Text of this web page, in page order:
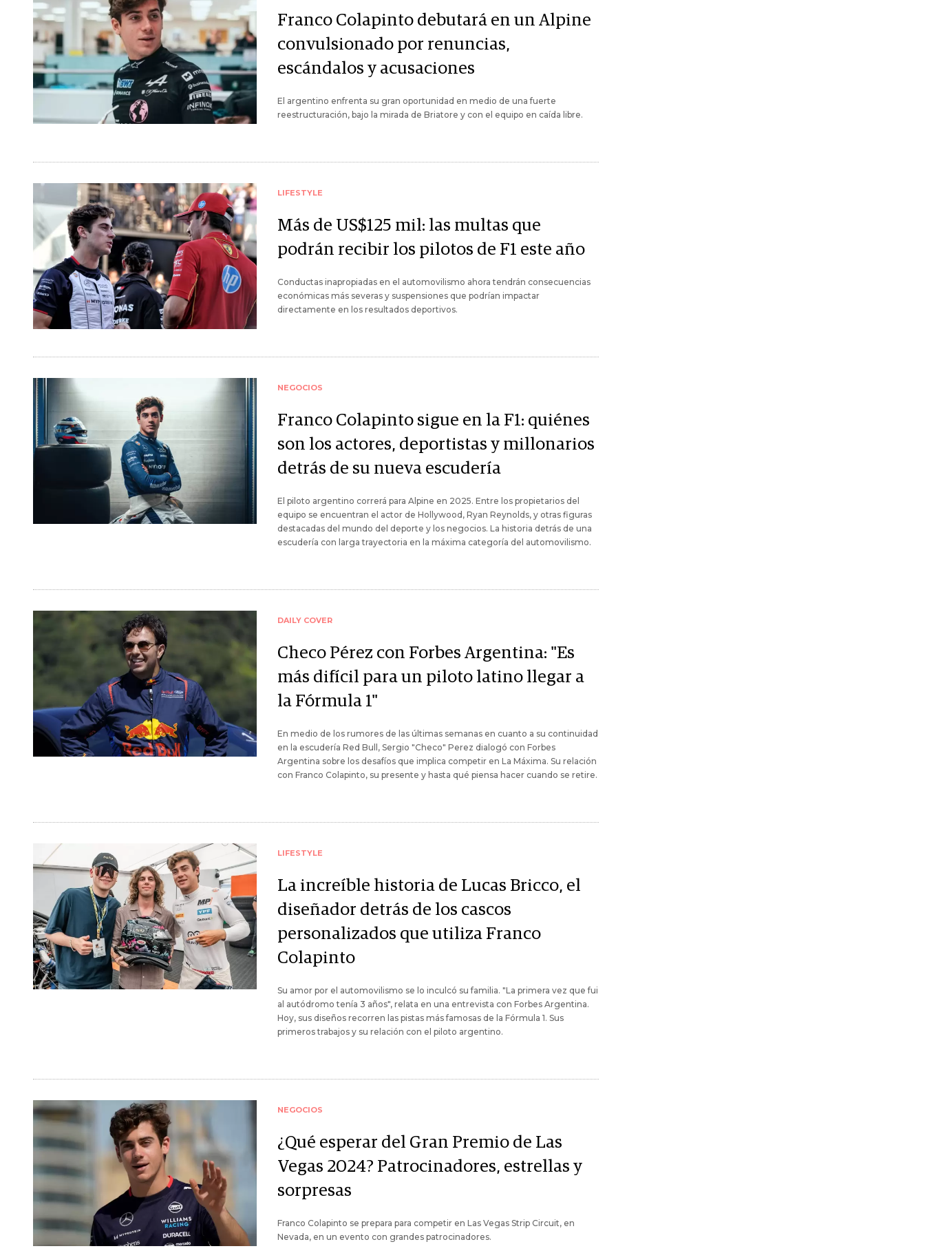
Franco Colapinto debutará en un Alpine
convulsionado por renuncias,
escándalos y acusaciones
El argentino enfrenta su gran oportunidad en medio de una fuerte
reestructuración, bajo la mirada de Briatore y con el equipo en caída libre.
LIFESTYLE
Más de US$125 mil: las multas que
podrán recibir los pilotos de F1 este año
Conductas inapropiadas en el automovilismo ahora tendrán consecuencias
económicas más severas y suspensiones que podrían impactar
directamente en los resultados deportivos.
NEGOCIOS
Franco Colapinto sigue en la F1: quiénes
son los actores, deportistas y millonarios
detrás de su nueva escudería
El piloto argentino correrá para Alpine en 2025. Entre los propietarios del
equipo se encuentran el actor de Hollywood, Ryan Reynolds, y otras figuras
destacadas del mundo del deporte y los negocios. La historia detrás de una
escudería con larga trayectoria en la máxima categoría del automovilismo.
DAILY COVER
Checo Pérez con Forbes Argentina: "Es
más difícil para un piloto latino llegar a
la Fórmula 1"
En medio de los rumores de las últimas semanas en cuanto a su continuidad
en la escudería Red Bull, Sergio "Checo" Perez dialogó con Forbes
Argentina sobre los desafíos que implica competir en La Máxima. Su relación
con Franco Colapinto, su presente y hasta qué piensa hacer cuando se retire.
LIFESTYLE
La increíble historia de Lucas Bricco, el
diseñador detrás de los cascos
personalizados que utiliza Franco
Colapinto
Su amor por el automovilismo se lo inculcó su familia. "La primera vez que fui
al autódromo tenía 3 años", relata en una entrevista con Forbes Argentina.
Hoy, sus diseños recorren las pistas más famosas de la Fórmula 1. Sus
primeros trabajos y su relación con el piloto argentino.
NEGOCIOS
¿Qué esperar del Gran Premio de Las
Vegas 2024? Patrocinadores, estrellas y
sorpresas
Franco Colapinto se prepara para competir en Las Vegas Strip Circuit, en
Nevada, en un evento con grandes patrocinadores.